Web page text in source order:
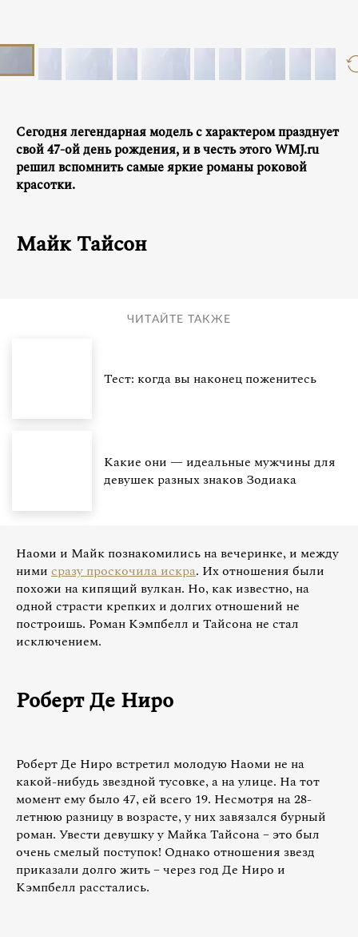
Сегодня легендарная модель с характером празднует
свой 47-ой день рождения, и в честь этого WMJ.ru
решил вспомнить самые яркие романы роковой
красотки.
Майк Тайсон
ЧИТАЙТЕ ТАКЖЕ
Тест: когда вы наконец поженитесь
Какие они — идеальные мужчины для
девушек разных знаков Зодиака
Наоми и Майк познакомились на вечеринке, и между
ними сразу проскочила искра. Их отношения были
похожи на кипящий вулкан. Но, как известно, на
одной страсти крепких и долгих отношений не
построишь. Роман Кэмпбелл и Тайсона не стал
исключением.
Роберт Де Ниро
Роберт Де Ниро встретил молодую Наоми не на
какой-нибудь звездной тусовке, а на улице. На тот
момент ему было 47, ей всего 19. Несмотря на 28-
летнюю разницу в возрасте, у них завязался бурный
роман. Увести девушку у Майка Тайсона – это был
очень смелый поступок! Однако отношения звезд
приказали долго жить – через год Де Ниро и
Кэмпбелл расстались.